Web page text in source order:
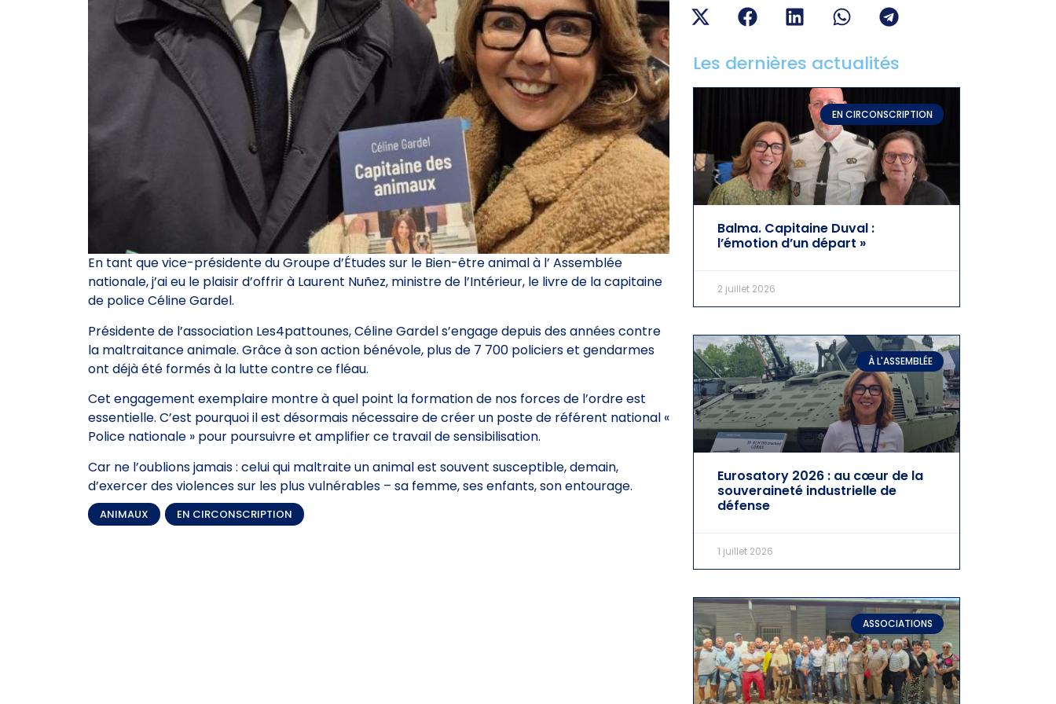
En tant que vice-présidente du Groupe d’Études sur le Bien-être animal à l’ Assemblée
nationale, j’ai eu le plaisir d’offrir à Laurent Nuñez, ministre de l’Intérieur, le livre de la capitaine
de police Céline Gardel.
Présidente de l’association Les4pattounes, Céline Gardel s’engage depuis des années contre
la maltraitance animale. Grâce à son action bénévole, plus de 7 700 policiers et gendarmes
ont déjà été formés à la lutte contre ce fléau.
Cet engagement exemplaire montre à quel point la formation de nos forces de l’ordre est
essentielle. C’est pourquoi il est désormais nécessaire de créer un poste de référent national «
Police nationale » pour poursuivre et amplifier ce travail de sensibilisation.
Car ne l’oublions jamais : celui qui maltraite un animal est souvent susceptible, demain,
d’exercer des violences sur les plus vulnérables – sa femme, ses enfants, son entourage.
ANIMAUX EN CIRCONSCRIPTION
Les dernières actualités
EN CIRCONSCRIPTION
Balma. Capitaine Duval :
l’émotion d’un départ »
2 juillet 2026
À L'ASSEMBLÉE
Eurosatory 2026 : au cœur de la
souveraineté industrielle de
défense
1 juillet 2026
ASSOCIATIONS